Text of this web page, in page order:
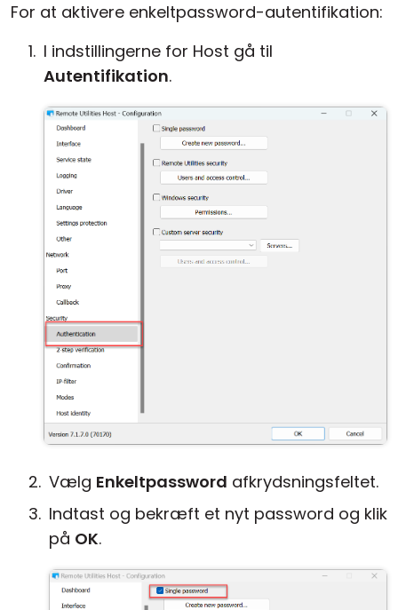
For at aktivere enkeltpassword-autentifikation:
I indstillingerne for Host gå til
Autentifikation.
Vælg Enkeltpassword afkrydsningsfeltet.
Indtast og bekræft et nyt password og klik
på OK.